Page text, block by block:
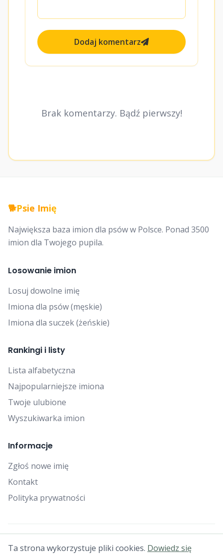
Dodaj komentarz
Brak komentarzy. Bądź pierwszy!
🐕Psie Imię
Największa baza imion dla psów w Polsce. Ponad 3500
imion dla Twojego pupila.
Losowanie imion
Losuj dowolne imię
Imiona dla psów (męskie)
Imiona dla suczek (żeńskie)
Rankingi i listy
Lista alfabetyczna
Najpopularniejsze imiona
Twoje ulubione
Wyszukiwarka imion
Informacje
Zgłoś nowe imię
Kontakt
Polityka prywatności
© 2025 Falcon Bytes. Wszelkie prawa zastrzeżone.
Ta strona wykorzystuje pliki cookies. Dowiedz się